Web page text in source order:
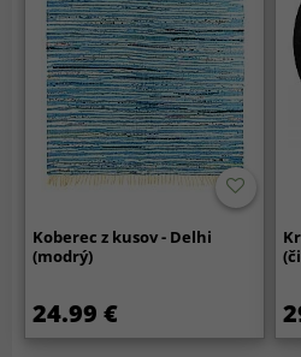
Koberec z kusov - Delhi
(modrý)
24.99 €